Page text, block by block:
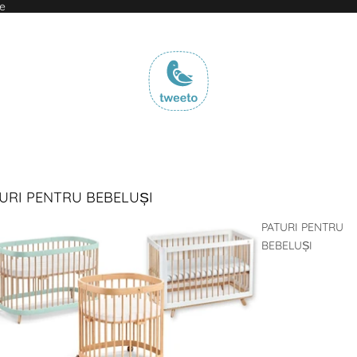
PENTRU BEBELUȘI
PATURI PENTRU
BEBELUȘI